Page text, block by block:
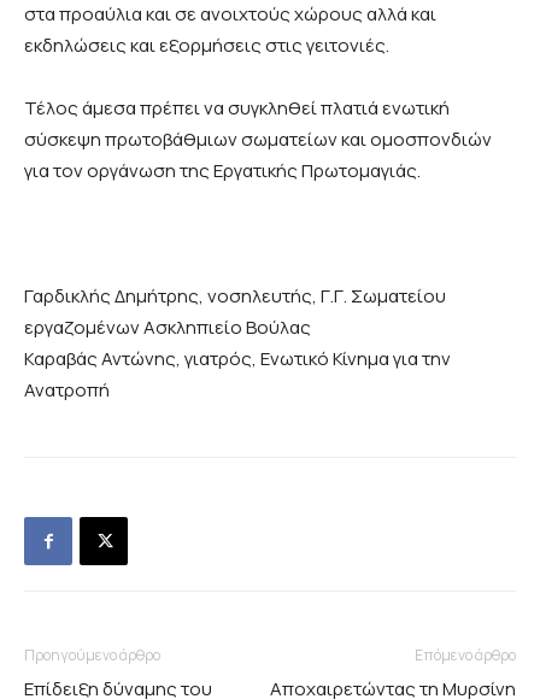
στα προαύλια και σε ανοιχτούς χώρους αλλά και
εκδηλώσεις και εξορμήσεις στις γειτονιές.
Τέλος άμεσα πρέπει να συγκληθεί πλατιά ενωτική
σύσκεψη πρωτοβάθμιων σωματείων και ομοσπονδιών
για τον οργάνωση της Εργατικής Πρωτομαγιάς.
Γαρδικλής Δημήτρης, νοσηλευτής, Γ.Γ. Σωματείου
εργαζομένων Ασκληπιείο Βούλας
Καραβάς Αντώνης, γιατρός, Ενωτικό Κίνημα για την
Ανατροπή
Προηγούμενο άρθρο
Επίδειξη δύναμης του
Επόμενο άρθρο
Aποχαιρετώντας τη Μυρσίνη